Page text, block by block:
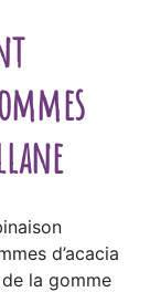
d’acacia
la gomme